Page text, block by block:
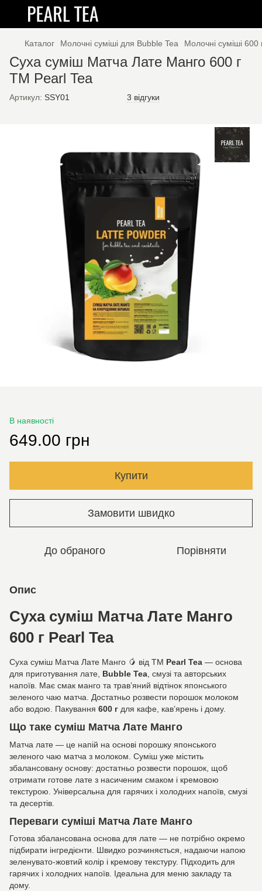
Каталог Молочні суміші для Bubble Tea Молочні суміші
Суха суміш Матча Лате Манго 600 г
ТМ Pearl Tea
Артикул: SSY01 3 відгуки
В наявності
649.00 грн
Купити
Замовити швидко
До обраного Порівняти
Опис
Суха суміш Матча Лате Манго
600 г Pearl Tea
Суха суміш Матча Лате Манго 🥭 від ТМ Pearl Tea — основа
для приготування лате, Bubble Tea , смузі та авторських
напоїв. Має смак манго та трав’яний відтінок японського
зеленого чаю матча. Достатньо розвести порошок молоком
або водою. Пакування 600 г для кафе, кав’ярень і дому.
Що таке суміш Матча Лате Манго
Матча лате — це напій на основі порошку японського
зеленого чаю матча з молоком. Суміш уже містить
збалансовану основу: достатньо розвести порошок, щоб
отримати готове лате з насиченим смаком і кремовою
текстурою. Універсальна для гарячих і холодних напоїв, смузі
та десертів.
Переваги суміші Матча Лате Манго
Готова збалансована основа для лате — не потрібно окремо
підбирати інгредієнти. Швидко розчиняється, надаючи напою
зеленувато-жовтий колір і кремову текстуру. Підходить для
гарячих і холодних напоїв. Ідеальна для меню закладу та
дому.